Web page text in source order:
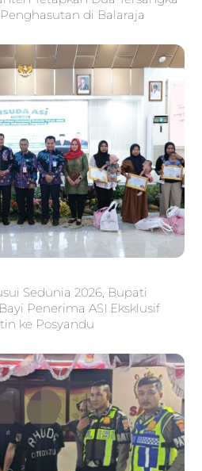
di Balaraja
Sedunia 2026, Bupati
Penerima ASI Eksklusif
ke Posyandu